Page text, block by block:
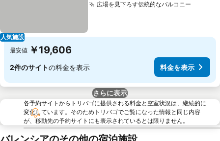
人気施設
広場を見下ろす伝統的なバルコニー
最安値 ￥19,606
2件のサイトの料金を表示 料金を表示
さらに表示
各予約サイトからトリバゴに提供される料金と空室状況は、継続的に
変化しています。そのためトリバゴでご覧になった情報と同じ内容
が、移動先の予約サイトにも表示されているとは限りません。